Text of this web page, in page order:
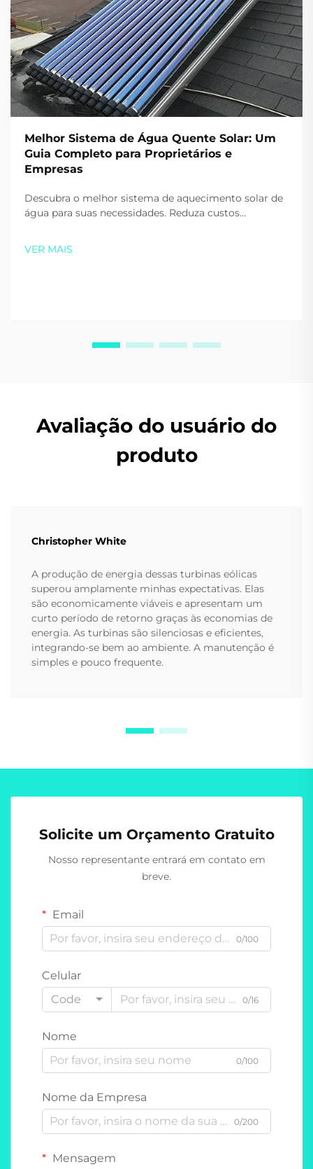
Melhor Sistema de Água Quente Solar: Um
Guia Completo para Proprietários e
Empresas
Descubra o melhor sistema de aquecimento solar de
água para suas necessidades. Reduza custos
Solicite seu orçamento personalizado ainda hoje.
VER MAIS
Avaliação do usuário do
produto
Christopher White
A produção de energia dessas turbinas eólicas
superou amplamente minhas expectativas. Elas
são economicamente viáveis e apresentam um
curto período de retorno graças às economias de
energia. As turbinas são silenciosas e eficientes,
integrando-se bem ao ambiente. A manutenção é
simples e pouco frequente.
Solicite um Orçamento Gratuito
Nosso representante entrará em contato em
breve.
Email
0/100
Celular
Code
0/16
Nome
0/100
Nome da Empresa
0/200
Mensagem